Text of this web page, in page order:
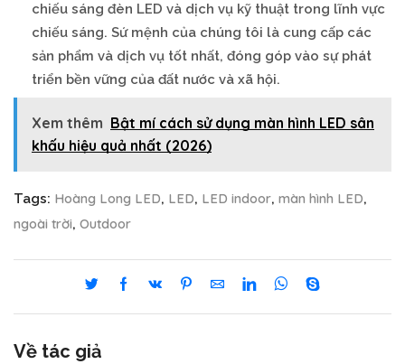
chiếu sáng đèn LED và dịch vụ kỹ thuật trong lĩnh vực
chiếu sáng. Sứ mệnh của chúng tôi là cung cấp các
sản phẩm và dịch vụ tốt nhất, đóng góp vào sự phát
triển bền vững của đất nước và xã hội.
Xem thêm Bật mí cách sử dụng màn hình LED sân
khấu hiệu quả nhất (2026)
Tags: Hoàng Long LED, LED, LED indoor, màn hình LED,
ngoài trời, Outdoor
Về tác giả